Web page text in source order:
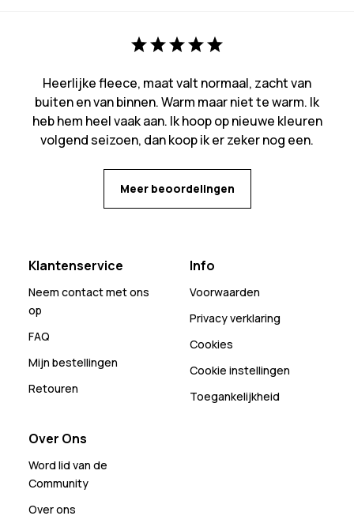
Heerlijke fleece, maat valt normaal, zacht van
buiten en van binnen. Warm maar niet te warm. Ik
heb hem heel vaak aan. Ik hoop op nieuwe kleuren
volgend seizoen, dan koop ik er zeker nog een.
Meer beoordelingen
Klantenservice
Neem contact met ons
op
FAQ
Mijn bestellingen
Retouren
Info
Voorwaarden
Privacy verklaring
Cookies
Cookie instellingen
Toegankelijkheid
Over Ons
Word lid van de
Community
Over ons